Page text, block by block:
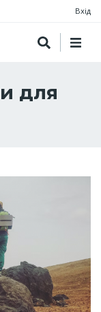
Вхід
для